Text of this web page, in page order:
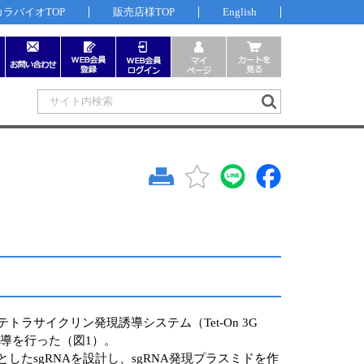
ラバイオTOP 販売店様TOP English
トラサイクリン発現誘導システム（Tet-On 3G
を行った（図1）。
たsgRNAを設計し、sgRNA発現プラスミドを作